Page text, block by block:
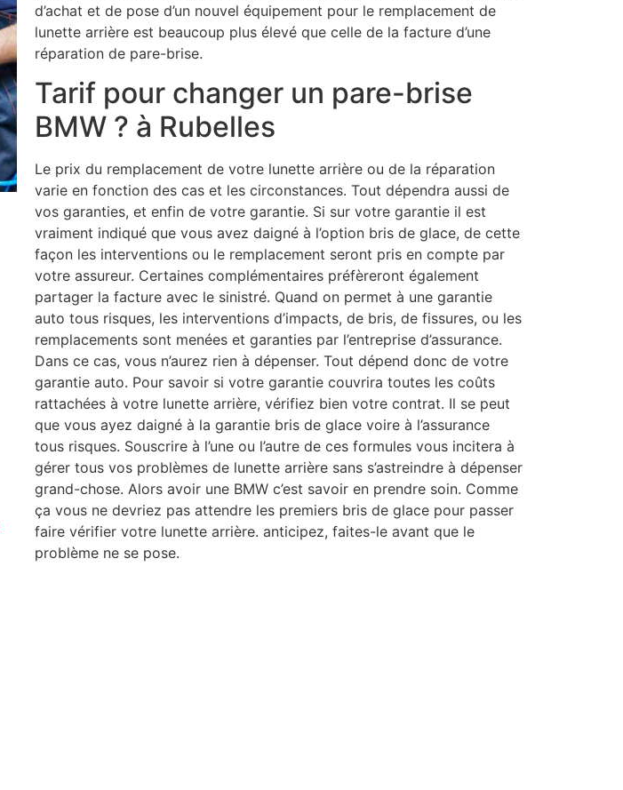
d’achat et de pose d’un nouvel équipement pour le remplacement de
lunette arrière est beaucoup plus élevé que celle de la facture d’une
réparation de pare-brise.
Tarif pour changer un pare-brise
BMW ? à Rubelles
Le prix du remplacement de votre lunette arrière ou de la réparation
varie en fonction des cas et les circonstances. Tout dépendra aussi de
vos garanties, et enfin de votre garantie. Si sur votre garantie il est
vraiment indiqué que vous avez daigné à l’option bris de glace, de cette
façon les interventions ou le remplacement seront pris en compte par
votre assureur. Certaines complémentaires préfèreront également
partager la facture avec le sinistré. Quand on permet à une garantie
auto tous risques, les interventions d’impacts, de bris, de fissures, ou les
remplacements sont menées et garanties par l’entreprise d’assurance.
Dans ce cas, vous n’aurez rien à dépenser. Tout dépend donc de votre
garantie auto. Pour savoir si votre garantie couvrira toutes les coûts
rattachées à votre lunette arrière, vérifiez bien votre contrat. Il se peut
que vous ayez daigné à la garantie bris de glace voire à l’assurance
tous risques. Souscrire à l’une ou l’autre de ces formules vous incitera à
gérer tous vos problèmes de lunette arrière sans s’astreindre à dépenser
grand-chose. Alors avoir une BMW c’est savoir en prendre soin. Comme
ça vous ne devriez pas attendre les premiers bris de glace pour passer
faire vérifier votre lunette arrière. anticipez, faites-le avant que le
problème ne se pose.